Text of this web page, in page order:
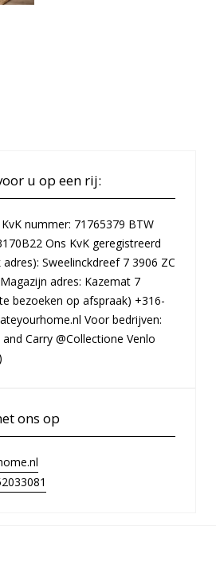
u op een rij:
nummer: 71765379 BTW
Ons KvK geregistreerd
Sweelinckdreef 7 3906 ZC
adres: Kazemat 7
bezoeken op afspraak) +316-
Voor bedrijven:
Carry @Collectione Venlo
ons op